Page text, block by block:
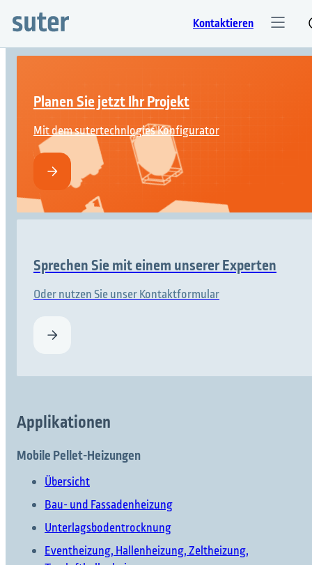
Kontaktieren
Planen Sie jetzt Ihr Projekt
Mit dem sutertechnlogies Konfigurator
Sprechen Sie mit einem unserer Experten
Oder nutzen Sie unser Kontaktformular
Applikationen
Mobile Pellet-Heizungen
Übersicht
Bau- und Fassadenheizung
Unterlagsbodentrocknung
Eventheizung, Hallenheizung, Zeltheizung,